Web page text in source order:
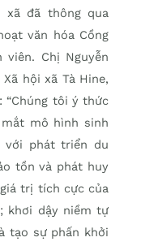
xã đã thông qua
văn hóa Cồng
viên. Chị Nguyễn
hội xã Tà Hine,
“Chúng tôi ý thức
mô hình sinh
với phát triển du
tồn và phát huy
trị tích cực của
khơi dậy niềm tự
tạo sự phấn khởi